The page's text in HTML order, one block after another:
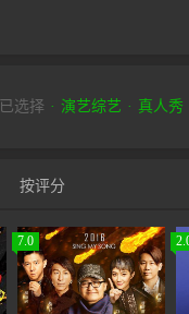
已选择 演艺综艺 真人秀
按评分
7.0